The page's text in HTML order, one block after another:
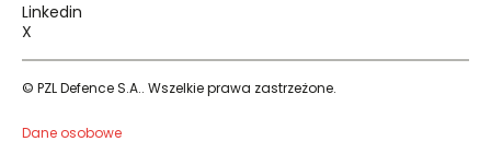
Linkedin
X
© PZL Defence S.A.. Wszelkie prawa zastrzeżone.
Dane osobowe